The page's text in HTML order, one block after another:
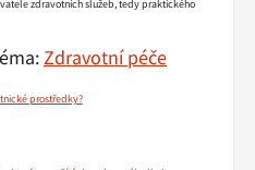
zdravotních služeb, tedy praktického
Zdravotní péče
prostředky?